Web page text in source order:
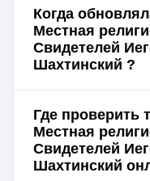
Когда
Местная
Свидетелей
Шахтинский ?
Где проверить
Местная
Свидетелей